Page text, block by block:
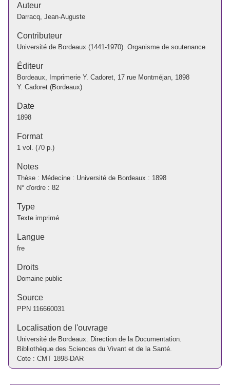
Auteur
Darracq, Jean-Auguste
Contributeur
Université de Bordeaux (1441-1970). Organisme de soutenance
Éditeur
Bordeaux, Imprimerie Y. Cadoret, 17 rue Montméjan, 1898
Y. Cadoret (Bordeaux)
Date
1898
Format
1 vol. (70 p.)
Notes
Thèse : Médecine : Université de Bordeaux : 1898
N° d'ordre : 82
Type
Texte imprimé
Langue
fre
Droits
Domaine public
Source
PPN 116660031
Localisation de l'ouvrage
Université de Bordeaux. Direction de la Documentation.
Bibliothèque des Sciences du Vivant et de la Santé.
Cote : CMT 1898-DAR